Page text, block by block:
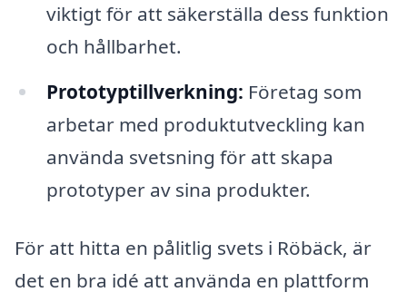
viktigt för att säkerställa dess funktion
och hållbarhet.
Prototyptillverkning: Företag som
arbetar med produktutveckling kan
använda svetsning för att skapa
prototyper av sina produkter.
För att hitta en pålitlig svets i Röbäck, är
det en bra idé att använda en plattform